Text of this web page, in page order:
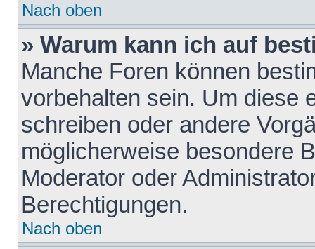
Nach oben
» Warum kann ich auf
Manche Foren können
vorbehalten sein. Um diese
schreiben oder andere
möglicherweise besondere
Moderator oder
Berechtigungen.
Nach oben